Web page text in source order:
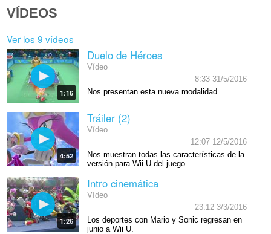
VÍDEOS
Ver los 9 vídeos
1:16
Duelo de Héroes
Vídeo
8:33 31/5/2016
Nos presentan esta nueva modalidad.
4:52
Tráiler (2)
Vídeo
12:07 12/5/2016
Nos muestran todas las características de la
versión para Wii U del juego.
1:26
Intro cinemática
Vídeo
23:12 3/3/2016
Los deportes con Mario y Sonic regresan en
junio a Wii U.